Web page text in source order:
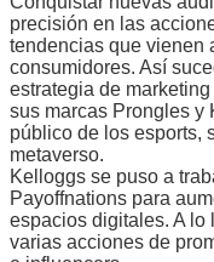
precisión en las
tendencias que vienen
consumidores. Así
estrategia de
sus marcas Prongles y
público de los esports,
metaverso.
Kelloggs se puso a
Payoffnations para
espacios digitales. A lo
varias acciones de